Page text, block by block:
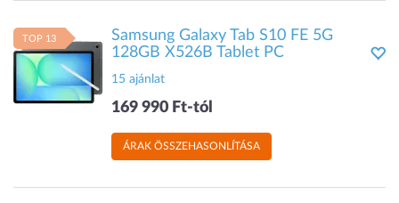
TOP 13
Samsung Galaxy Tab S10 FE 5G
128GB X526B Tablet PC
15 ajánlat
169 990 Ft-tól
ÁRAK ÖSSZEHASONLÍTÁSA